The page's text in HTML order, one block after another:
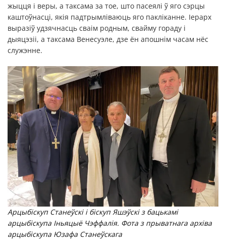
жыцця і веры, а таксама за тое, што пасеялі ў яго сэрцы
каштоўнасці, якія падтрымліваюць яго пакліканне. Іерарх
выразіў удзячнасць сваім родным, свайму гораду і
дыяцэзіі, а таксама Венесуэле, дзе ён апошнім часам нёс
служэнне.
Арцыбіскуп Станеўскі і біскуп Яшэўскі з бацькамі
арцыбіскупа Іньяцыё Чэффалія. Фота з прыватнага архіва
арцыбіскупа Юзафа Станеўскага